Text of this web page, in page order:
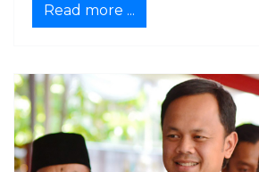
Read more ...